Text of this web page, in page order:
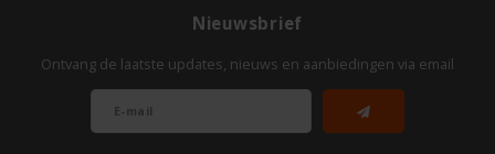
VA Foods/NOMM'it
Nieuwsbrief
Ontvang de laatste updates, nieuws en aanbiedingen via email